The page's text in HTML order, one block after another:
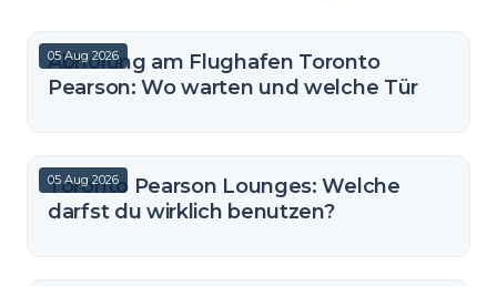
05 Aug 2026
Abholung am Flughafen Toronto
Pearson: Wo warten und welche Tür
05 Aug 2026
Toronto Pearson Lounges: Welche
darfst du wirklich benutzen?